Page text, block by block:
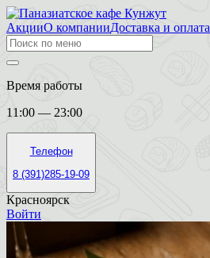
АкцииО компанииДоставка и оплата
Время работы
11:00 — 23:00
Телефон
8 (391)285-19-09
Красноярск
Войти